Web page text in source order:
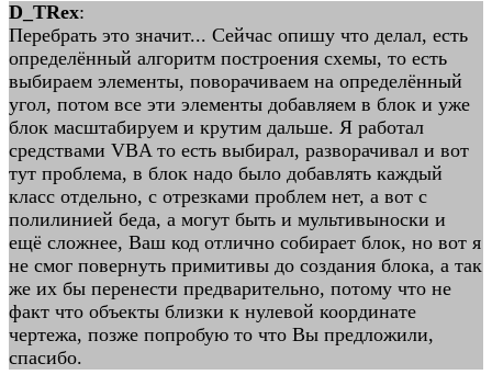
D_TRex:
Перебрать это значит... Сейчас опишу что делал, есть
определённый алгоритм построения схемы, то есть
выбираем элементы, поворачиваем на определённый
угол, потом все эти элементы добавляем в блок и уже
блок масштабируем и крутим дальше. Я работал
средствами VBA то есть выбирал, разворачивал и вот
тут проблема, в блок надо было добавлять каждый
класс отдельно, с отрезками проблем нет, а вот с
полилинией беда, а могут быть и мультивыноски и
ещё сложнее, Ваш код отлично собирает блок, но вот я
не смог повернуть примитивы до создания блока, а так
же их бы перенести предварительно, потому что не
факт что объекты близки к нулевой координате
чертежа, позже попробую то что Вы предложили,
спасибо.